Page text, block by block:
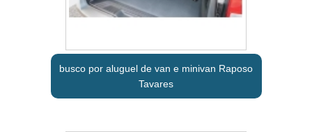
busco por aluguel de van e minivan Raposo
Tavares